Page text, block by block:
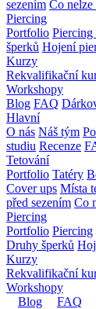
sezením Co nelze
Piercing
Portfolio Piercing
šperků Hojení
Kurzy
Rekvalifikační
Workshopy
Blog FAQ
Hlavní
O nás Náš tým
studiu Recenze
Tetování
Portfolio Tatéry
Cover ups Místa
před sezením Co
Piercing
Portfolio Piercing
Druhy šperků
Kurzy
Rekvalifikační
Workshopy
Blog
FAQ